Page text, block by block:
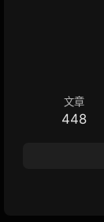
文章
448